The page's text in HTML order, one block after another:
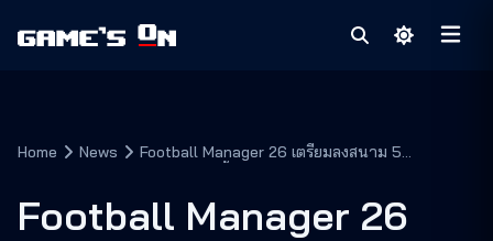
Home News
Football Manager 26 เตรียมลงสนาม 5
Football Manager 26